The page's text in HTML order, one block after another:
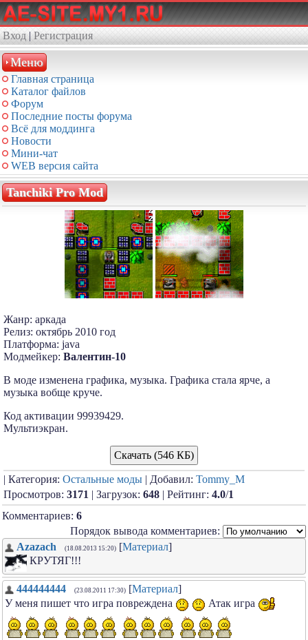
Вход | Регистрация
Меню
Главная страница
Каталог файлов
Форум
Последние посты форума
Всё для моддинга
Новости
Мини-чат
WEB версия сайта
Tanchiki Pro Mod
Жанр: аркада
Релиз: октябрь 2010 год
Платформа: java
Модмейкер: Валентин-10
В моде изменена графика, музыка. Графика стала ярче, а
музыка вобще круче.
Код активации 99939429.
Мультиэкран.
Скачать (546 КБ)
| Категория: Остальные моды | Добавил: Tommy_M
Просмотров: 3171 | Загрузок: 648 | Рейтинг: 4.0/1
Комментариев: 6
Порядок вывода комментариев:
Azazach
(18.08.2013 15:20) [Материал]
КРУТЯГ!!!
444444444 (23.08.2011 17:30) [Материал]
У меня пишет что игра повреждена
Атак игра